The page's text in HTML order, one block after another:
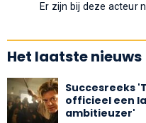
Er zijn bij deze acteur
Het laatste nieuws
Succesreeks
officieel een
ambitieuzer'